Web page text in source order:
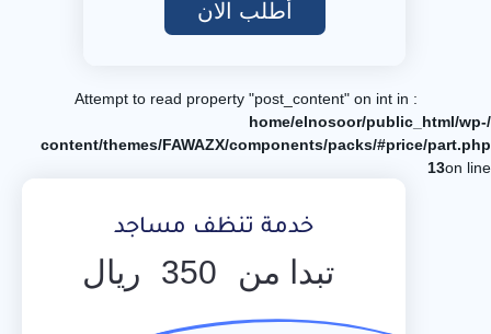
أطلب الان
: Attempt to read property "post_content" on int in
/home/elnosoor/public_html/wp-
content/themes/FAWAZX/components/packs/#price/part.php
on line
13
خدمة تنظف مساجد
تبدا من 350 ريال